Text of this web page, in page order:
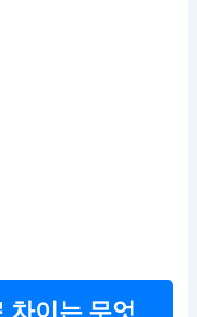
차이는 무엇